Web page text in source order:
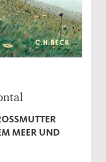
Z
MEER UND K